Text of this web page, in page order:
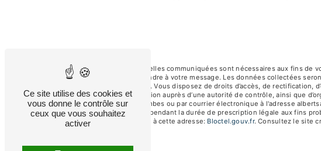
** Les données personnelles communiquées sont nécessaires aux fins de
dans le seul but de répondre à votre message. Les données collectées
albertsav250@gmail.com. Vous disposez de droits d’accès, de
d’introduire une réclamation auprès d’une autorité de contrôle, ainsi que
92250 La Garenne-Colombes ou par courrier électronique à l'adresse
de prise de contact puis pendant la durée de prescription légale aux fins
téléphonique, disponible à cette adresse:
Bloctel.gouv.fr. Consultez le site
Ce site utilise des cookies et
vous donne le contrôle sur
ceux que vous souhaitez
activer